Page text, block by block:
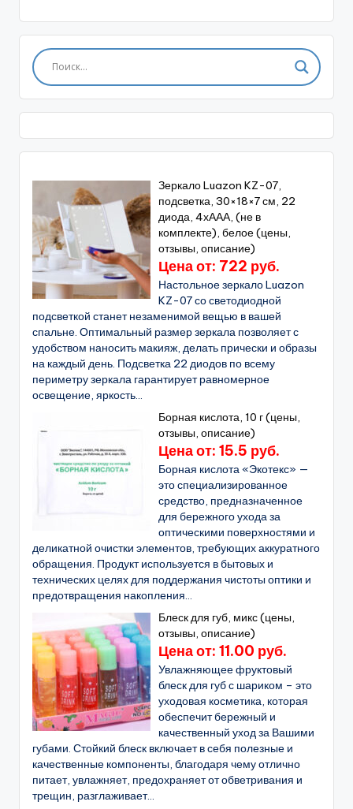
Зеркало Luazon KZ-07,
подсветка, 30×18×7 см, 22
диода, 4хААА, (не в
комплекте), белое (цены,
отзывы, описание)
Цена от: 722 руб.
Настольное зеркало Luazon
KZ-07 со светодиодной
подсветкой станет незаменимой вещью в вашей
спальне. Оптимальный размер зеркала позволяет с
удобством наносить макияж, делать прически и образы
на каждый день. Подсветка 22 диодов по всему
периметру зеркала гарантирует равномерное
освещение, яркость...
Борная кислота, 10 г (цены,
отзывы, описание)
Цена от: 15.5 руб.
Борная кислота «Экотекс» —
это специализированное
средство, предназначенное
для бережного ухода за
оптическими поверхностями и
деликатной очистки элементов, требующих аккуратного
обращения. Продукт используется в бытовых и
технических целях для поддержания чистоты оптики и
предотвращения накопления...
Блеск для губ, микс (цены,
отзывы, описание)
Цена от: 11.00 руб.
Увлажняющее фруктовый
блеск для губ с шариком – это
уходовая косметика, которая
обеспечит бережный и
качественный уход за Вашими
губами. Стойкий блеск включает в себя полезные и
качественные компоненты, благодаря чему отлично
питает, увлажняет, предохраняет от обветривания и
трещин, разглаживает...